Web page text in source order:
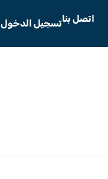
اتصل بناتسجيل الدخول